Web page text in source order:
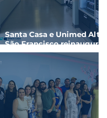
Santa Casa e Unimed Alto
São Francisco
ala hospitalar com novos